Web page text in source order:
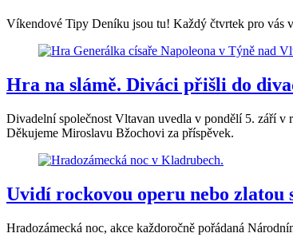
Víkendové Tipy Deníku jsou tu! Každý čtvrtek pro vás
Hra na slámě. Diváci přišli do
Divadelní společnost Vltavan uvedla v pondělí 5. září v
Děkujeme Miroslavu Bžochovi za příspěvek.
Uvidí rockovou operu nebo zlatou
Hradozámecká noc, akce každoročně pořádaná